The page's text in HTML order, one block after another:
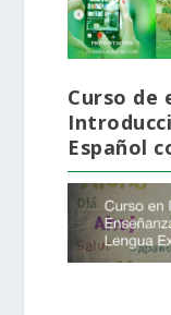
Curso de
Español